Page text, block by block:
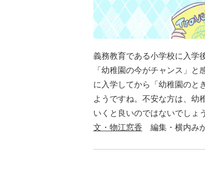
義務教育である小学校に入学
「幼稚園の今がチャンス」
に入学してから「幼稚園のと
ようですね。不安な方は、幼
いくと良いのではないでしょ
文・物江窓香 編集・横内み